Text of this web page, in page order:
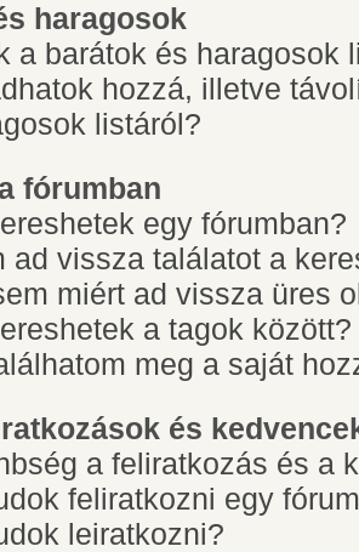
haragosok
a barátok és haragosok
hozzá, illetve
listáról?
fórumban
egy fórumban?
ad vissza találatot a
miért ad vissza üres
a tagok között?
meg a saját
és
a feliratkozás és a
feliratkozni egy
leiratkozni?